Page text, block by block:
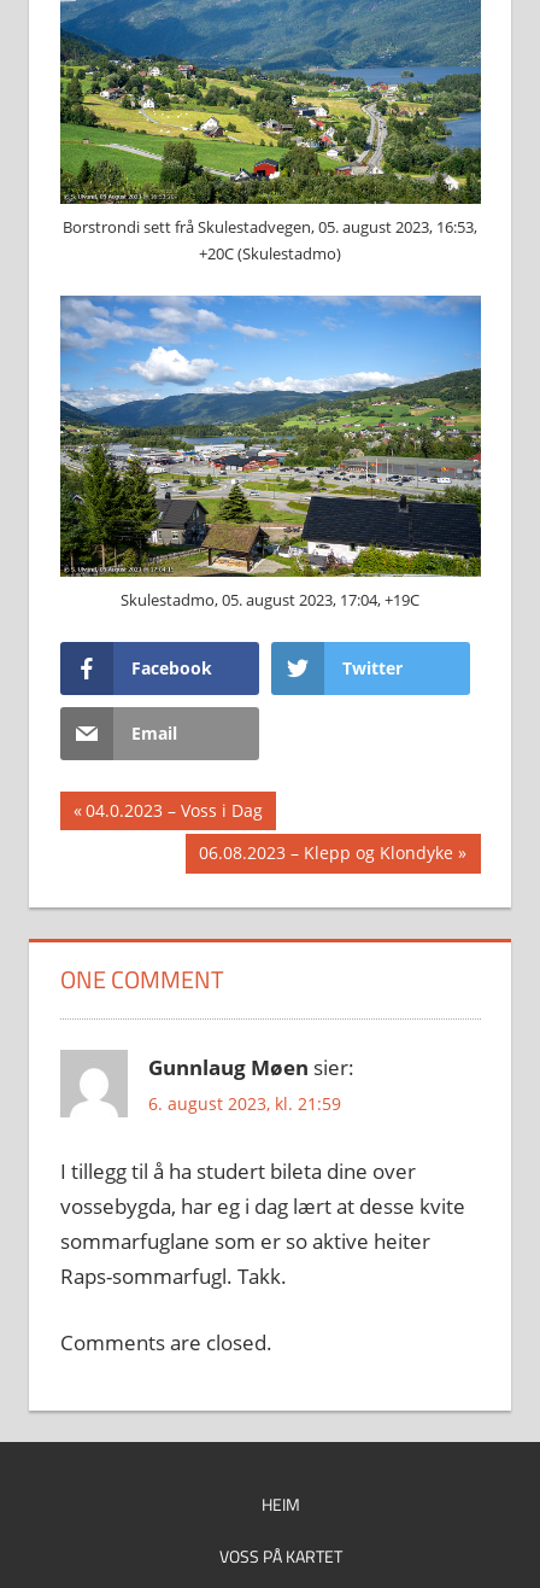
Borstrondi sett frå Skulestadvegen, 05. august 2023, 16:53,
+20C (Skulestadmo)
Skulestadmo, 05. august 2023, 17:04, +19C
Facebook Twitter
Email
Innleggsnavigasjon
Previous
Post:
04.0.2023 – Voss i Dag
Next
Post:
06.08.2023 – Klepp og Klondyke
ONE COMMENT
Gunnlaug Møen sier:
6. august 2023, kl. 21:59
I tillegg til å ha studert bileta dine over
vossebygda, har eg i dag lært at desse kvite
sommarfuglane som er so aktive heiter
Raps-sommarfugl. Takk.
Comments are closed.
HEIM
VOSS PÅ KARTET